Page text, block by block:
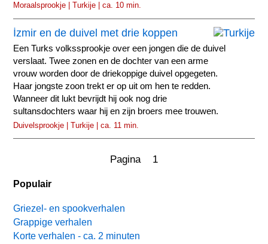
Moraalsprookje | Turkije | ca. 10 min.
İzmir en de duivel met drie koppen
Een Turks volkssprookje over een jongen die de duivel
verslaat. Twee zonen en de dochter van een arme
vrouw worden door de driekoppige duivel opgegeten.
Haar jongste zoon trekt er op uit om hen te redden.
Wanneer dit lukt bevrijdt hij ook nog drie
sultansdochters waar hij en zijn broers mee trouwen.
Duivelsprookje | Turkije | ca. 11 min.
Pagina 1
Populair
Griezel- en spookverhalen
Grappige verhalen
Korte verhalen - ca. 2 minuten